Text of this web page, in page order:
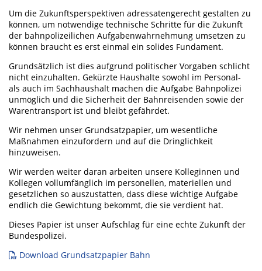
Um die Zukunftsperspektiven adressatengerecht gestalten zu
können, um notwendige technische Schritte für die Zukunft
der bahnpolizeilichen Aufgabenwahrnehmung umsetzen zu
können braucht es erst einmal ein solides Fundament.
Grundsätzlich ist dies aufgrund politischer Vorgaben schlicht
nicht einzuhalten. Gekürzte Haushalte sowohl im Personal-
als auch im Sachhaushalt machen die Aufgabe Bahnpolizei
unmöglich und die Sicherheit der Bahnreisenden sowie der
Warentransport ist und bleibt gefährdet.
Wir nehmen unser Grundsatzpapier, um wesentliche
Maßnahmen einzufordern und auf die Dringlichkeit
hinzuweisen.
Wir werden weiter daran arbeiten unsere Kolleginnen und
Kollegen vollumfänglich im personellen, materiellen und
gesetzlichen so auszustatten, dass diese wichtige Aufgabe
endlich die Gewichtung bekommt, die sie verdient hat.
Dieses Papier ist unser Aufschlag für eine echte Zukunft der
Bundespolizei.
Download Grundsatzpapier Bahn